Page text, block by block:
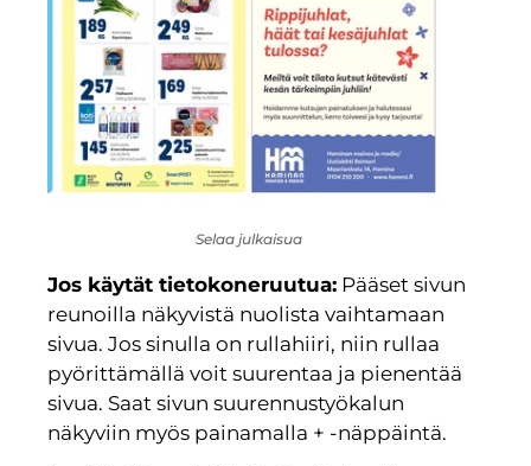
Selaa julkaisua
Jos käytät tietokoneruutua: Pääset sivun
reunoilla näkyvistä nuolista vaihtamaan
sivua. Jos sinulla on rullahiiri, niin rullaa
pyörittämällä voit suurentaa ja pienentää
sivua. Saat sivun suurennustyökalun
näkyviin myös painamalla + -näppäintä.